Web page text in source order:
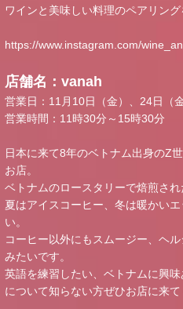
ワインと美味しい料理のペアリング
https://www.instagram.com/
店舗名：vanah
営業日：11月10日（金）、24日（金
営業時間：11時30分～15時30分
日本に来て8年のベトナム出身のZ
お店。
ベトナムのロースタリーで焙煎さ
夏はアイスコーヒー、冬は暖かい
い。
コーヒー以外にもスムージー、ヘ
みたいです。
英語を練習したい、ベトナムに興
について知らない方ぜひお店に来て